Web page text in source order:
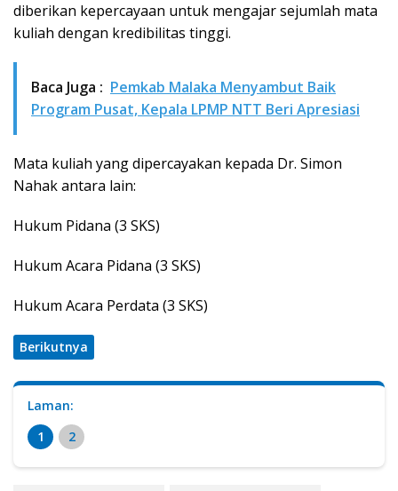
diberikan kepercayaan untuk mengajar sejumlah mata
kuliah dengan kredibilitas tinggi.
Baca Juga : Pemkab Malaka Menyambut Baik
Program Pusat, Kepala LPMP NTT Beri Apresiasi
Mata kuliah yang dipercayakan kepada Dr. Simon
Nahak antara lain:
Hukum Pidana (3 SKS)
Hukum Acara Pidana (3 SKS)
Hukum Acara Perdata (3 SKS)
Berikutnya
Laman:
1
2